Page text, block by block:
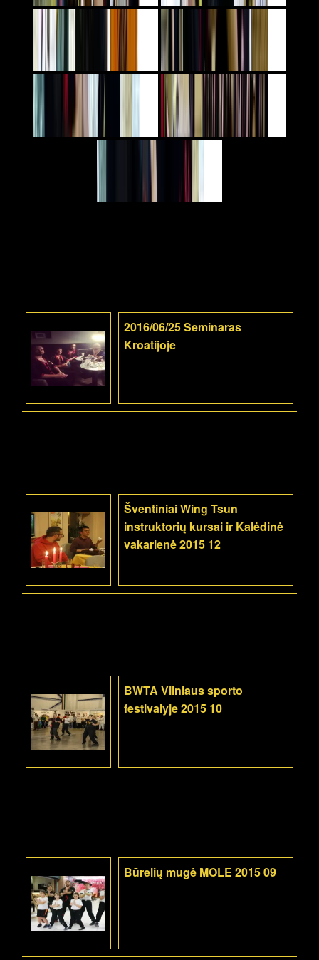
2016/06/25 Seminaras
Kroatijoje
Šventiniai Wing Tsun
instruktorių kursai ir Kalėdinė
vakarienė 2015 12
BWTA Vilniaus sporto
festivalyje 2015 10
Būrelių mugė MOLE 2015 09